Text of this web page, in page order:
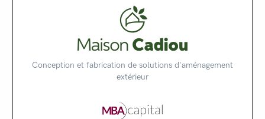
Conception et fabrication de solutions d'aménagement
extérieur